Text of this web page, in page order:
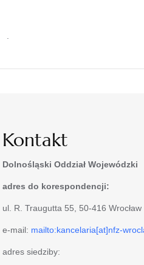
Kontakt
Dolnośląski Oddział Wojewódzki
adres do korespondencji:
ul. R. Traugutta 55, 50-416 Wrocław
e-mail: mailto:kancelaria[at]nfz-
adres siedziby: